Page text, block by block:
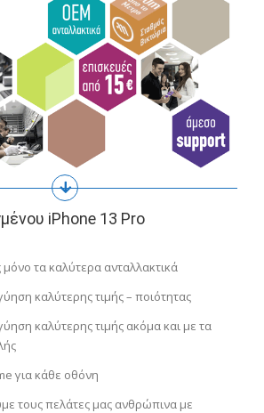
iPhone 13 Pro
τα καλύτερα ανταλλακτικά
καλύτερης τιμής – ποιότητας
καλύτερης τιμής ακόμα και με τα
για κάθε οθόνη
τους πελάτες μας ανθρώπινα με